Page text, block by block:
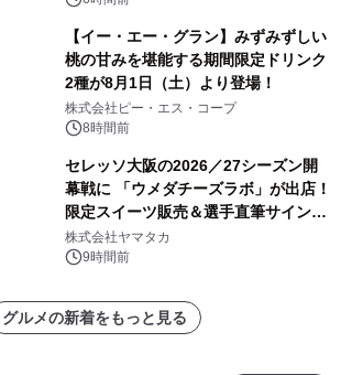
【イー・エー・グラン】みずみずしい
桃の甘みを堪能する期間限定ドリンク
2種が8月1日（土）より登場！
株式会社ピー・エス・コープ
8時間前
セレッソ大阪の2026／27シーズン開
幕戦に 「ウメダチーズラボ」が出店！
限定スイーツ販売＆選手直筆サイング
ッズが当たる抽選会を 8月8日に開催
株式会社ヤマタカ
9時間前
グルメの新着をもっと見る